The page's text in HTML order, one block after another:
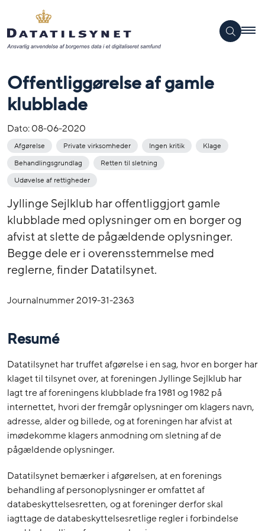
Offentliggørelse af gamle
klubblade
Dato:08-06-2020
Afgørelse Private virksomheder Ingen kritik
Klage
Behandlingsgrundlag
Retten til sletning
Udøvelse af rettigheder
Jyllinge Sejlklub har offentliggjort gamle
klubblade med oplysninger om en borger og
afvist at slette de pågældende oplysninger.
Begge dele er i overensstemmelse med
reglerne, finder Datatilsynet.
Journalnummer 2019-31-2363
Resumé
Datatilsynet har truffet afgørelse i en sag, hvor en borger har
klaget til tilsynet over, at foreningen Jyllinge Sejlklub har
lagt tre af foreningens klubblade fra 1981 og 1982 på
internettet, hvori der fremgår oplysninger om klagers navn,
adresse, alder og billede, og at foreningen har afvist at
imødekomme klagers anmodning om sletning af de
pågældende oplysninger.
Datatilsynet bemærker i afgørelsen, at en forenings
behandling af personoplysninger er omfattet af
databeskyttelsesretten, og at foreninger derfor skal
iagttage de databeskyttelsesretlige regler i forbindelse